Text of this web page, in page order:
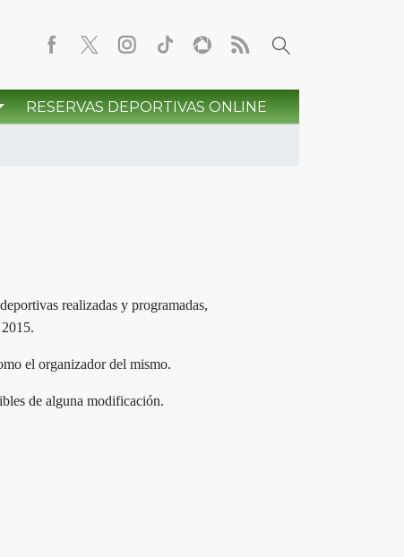
RESERVAS DEPORTIVAS ONLINE
realizadas y programadas,
el organizador del mismo.
de alguna modificación.